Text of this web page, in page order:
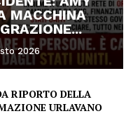
MACCHINA
2026
RIPORTO DELLA
URLAVANO